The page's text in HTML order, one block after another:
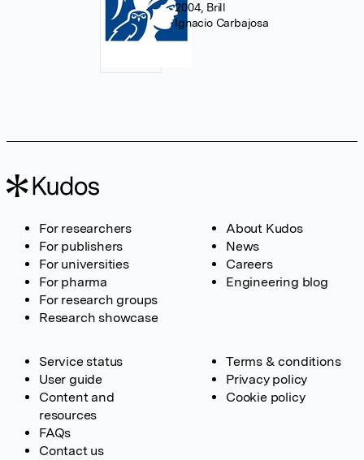
2004, Brill
Ignacio Carbajosa
For researchers
For publishers
For universities
For pharma
For research groups
Research showcase
About Kudos
News
Careers
Engineering blog
Service status
User guide
Content and
resources
FAQs
Contact us
Terms & conditions
Privacy policy
Cookie policy